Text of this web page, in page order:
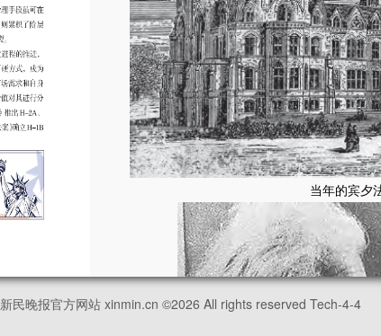
当年的宾夕
新民晚报官方网站 xinmin.cn ©2026 All rights reserved Tech-4-4